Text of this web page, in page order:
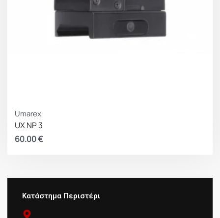
Umarex
UX NP 3
60.00€
Κατάστημα Περιστέρι